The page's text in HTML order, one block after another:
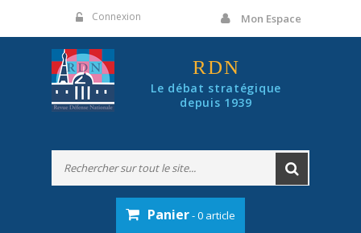
Connexion Mon Espace
RDN
Le débat stratégique
depuis 1939
Panier- 0 article